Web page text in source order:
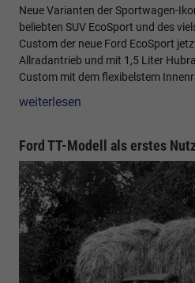
Neue Varianten der Sportwagen-
beliebten SUV EcoSport und des
Custom der neue Ford EcoSport
Allradantrieb und mit 1,5 Liter
Custom mit dem flexibelstem
weiterlesen
Ford TT-Modell als erstes